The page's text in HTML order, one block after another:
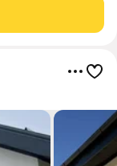
летнюю кухню,